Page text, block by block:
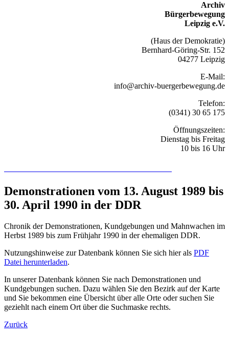
Archiv
Bürgerbewegung
Leipzig e.V.
(Haus der Demokratie)
Bernhard-Göring-Str. 152
04277 Leipzig
E-Mail:
info@archiv-buergerbewegung.de
Telefon:
(0341) 30 65 175
Öffnungszeiten:
Dienstag bis Freitag
10 bis 16 Uhr
Demonstrationen vom 13. August 1989 bis
30. April 1990 in der DDR
Chronik der Demonstrationen, Kundgebungen und Mahnwachen im
Herbst 1989 bis zum Frühjahr 1990 in der ehemaligen DDR.
Nutzungshinweise zur Datenbank können Sie sich hier als PDF
Datei herunterladen.
In unserer Datenbank können Sie nach Demonstrationen und
Kundgebungen suchen. Dazu wählen Sie den Bezirk auf der Karte
und Sie bekommen eine Übersicht über alle Orte oder suchen Sie
geziehlt nach einem Ort über die Suchmaske rechts.
Zurück